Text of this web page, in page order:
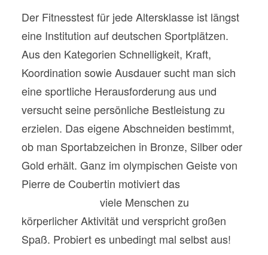
Der Fitnesstest für jede Altersklasse ist längst
eine Institution auf deutschen Sportplätzen.
Aus den Kategorien Schnelligkeit, Kraft,
Koordination sowie Ausdauer sucht man sich
eine sportliche Herausforderung aus und
versucht seine persönliche Bestleistung zu
erzielen. Das eigene Abschneiden bestimmt,
ob man Sportabzeichen in Bronze, Silber oder
Gold erhält. Ganz im olympischen Geiste von
Pierre de Coubertin motiviert das
viele Menschen zu
körperlicher Aktivität und verspricht großen
Spaß. Probiert es unbedingt mal selbst aus!